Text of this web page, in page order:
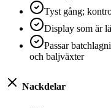
Tyst gång;
Display som är
Passar
och baljväxter
Nackdelar